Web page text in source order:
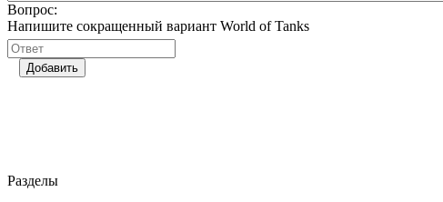
Вопрос:
Напишите сокращенный вариант World of Tanks
Добавить
Разделы